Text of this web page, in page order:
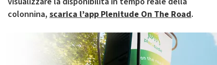
colonnina, scarica l’app Plenitude On The Road.